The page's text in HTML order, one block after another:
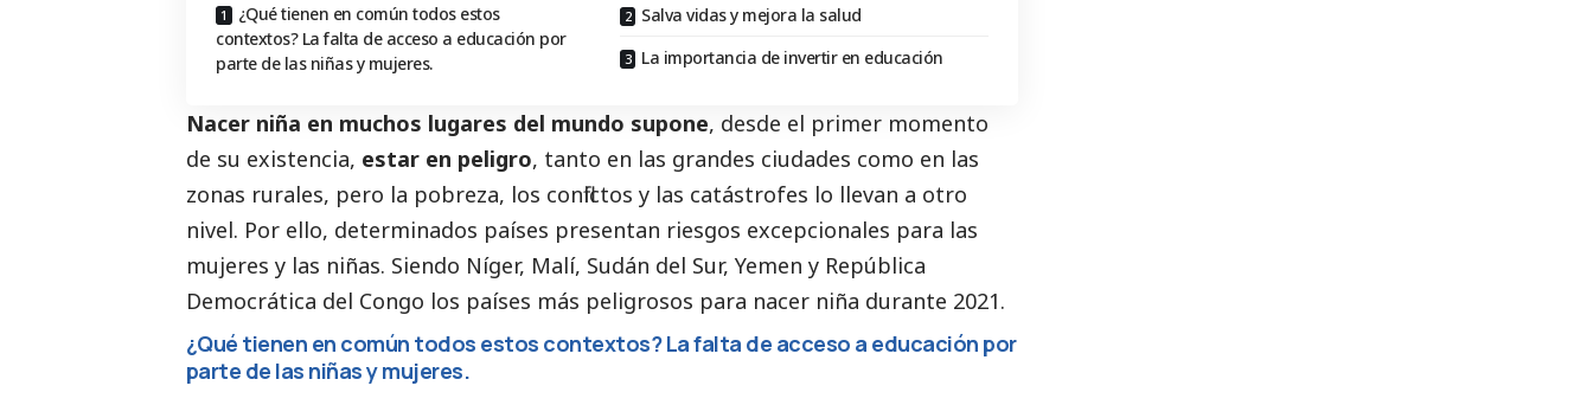
¿Qué tienen en común todos estos
contextos? La falta de acceso a educación por
parte de las niñas y mujeres.
Salva vidas y mejora la salud
La importancia de invertir en educación
Nacer niña en muchos lugares del mundo supone, desde el primer momento
de su existencia, estar en peligro, tanto en las grandes ciudades como en las
zonas rurales, pero la pobreza, los conflictos y las catástrofes lo llevan a otro
nivel. Por ello, determinados países presentan riesgos excepcionales para las
mujeres y las niñas. Siendo Níger, Malí, Sudán del Sur, Yemen y República
Democrática del Congo los países más peligrosos para nacer niña durante 2021.
¿Qué tienen en común todos estos contextos? La falta de acceso a educación por
parte de las niñas y mujeres.